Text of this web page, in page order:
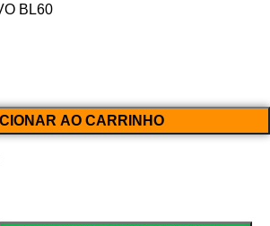
BL60
AO CARRINHO